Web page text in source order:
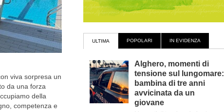
viva sorpresa un
da una forza
della
competenza e
ULTIMA POPOLARI IN EVIDENZA
Alghero, momenti di
tensione sul lungomare:
bambina di tre anni
avvicinata da un
giovane